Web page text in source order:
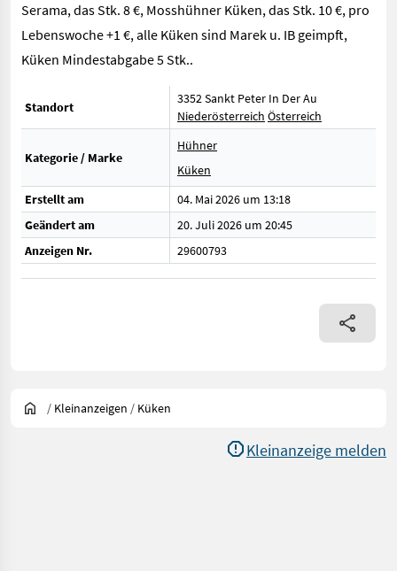
Serama, das Stk. 8 €, Mosshühner Küken, das Stk. 10 €, pro
Lebenswoche +1 €, alle Küken sind Marek u. IB geimpft,
Küken Mindestabgabe 5 Stk..
Standort
3352 Sankt Peter In Der Au
Niederösterreich Österreich
Kategorie / Marke
Hühner
Küken
Erstellt am
04. Mai 2026 um 13:18
Geändert am
20. Juli 2026 um 20:45
Anzeigen Nr.
29600793
/ Kleinanzeigen / Küken
Kleinanzeige melden